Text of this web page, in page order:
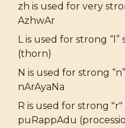
zh is used for very
AzhwAr
L is used for strong
(thorn)
N is used for strong
nArAyaNa
R is used for strong
puRappAdu